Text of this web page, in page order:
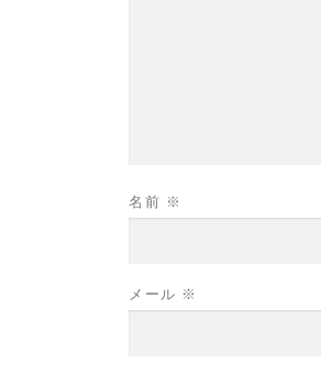
名前 ※
メール ※